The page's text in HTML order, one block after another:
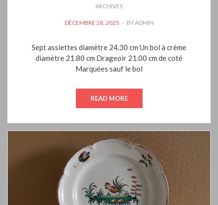
ARCHIVES
POSTED
DÉCEMBRE 28, 2025 BYADMIN
Sept assiettes diamètre 24.30 cm Un bol à crème
diamètre 21.80 cm Drageoir 21.00 cm de coté
Marquées sauf le bol
READ MORE